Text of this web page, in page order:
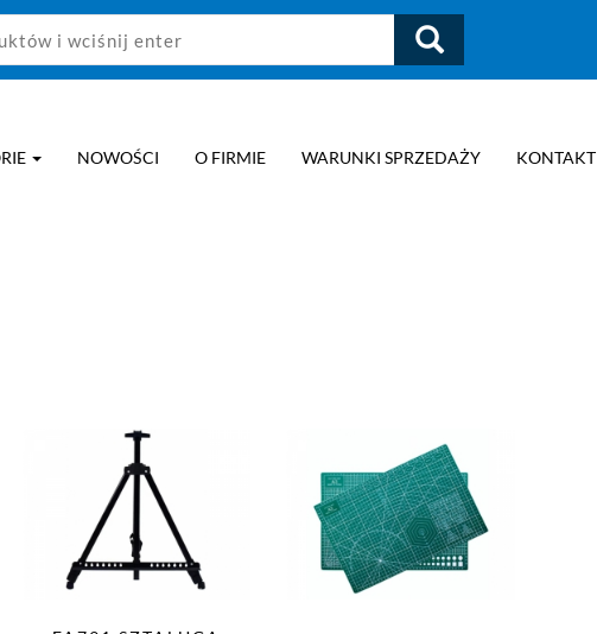
NOWOŚCI O FIRMIE WARUNKI SPRZEDAŻY KONTAKT